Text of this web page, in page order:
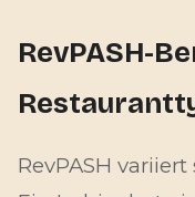
RevPASH-
RevPASH